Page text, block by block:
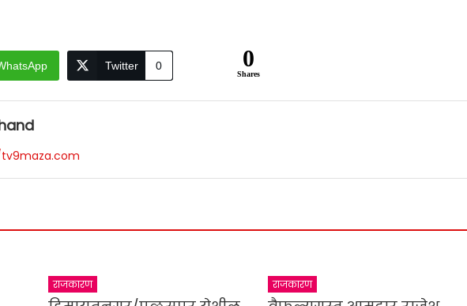
Twitter 0 0
Shares
राजकारण राजकारण